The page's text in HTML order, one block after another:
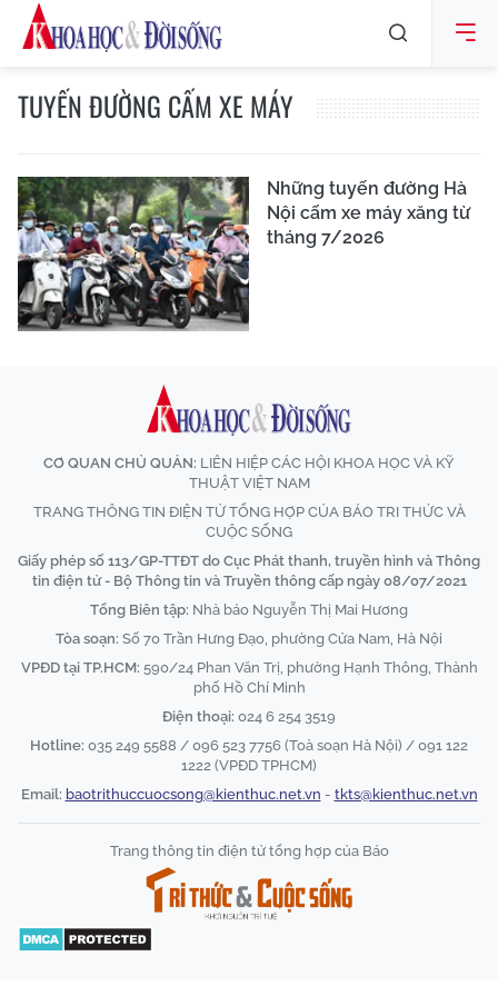
TUYẾN ĐƯỜNG CẤM XE MÁY
Những tuyến đường Hà
Nội cấm xe máy xăng từ
tháng 7/2026
CƠ QUAN CHỦ QUẢN: LIÊN HIỆP CÁC HỘI KHOA HỌC VÀ KỸ
THUẬT VIỆT NAM
TRANG THÔNG TIN ĐIỆN TỬ TỔNG HỢP CỦA BÁO TRI THỨC VÀ
CUỘC SỐNG
Giấy phép số 113/GP-TTĐT do Cục Phát thanh, truyền hình và Thông
tin điện tử - Bộ Thông tin và Truyền thông cấp ngày 08/07/2021
Tổng Biên tập: Nhà báo Nguyễn Thị Mai Hương
Tòa soạn: Số 70 Trần Hưng Đạo, phường Cửa Nam, Hà Nội
VPĐD tại TP.HCM: 590/24 Phan Văn Trị, phường Hạnh Thông, Thành
phố Hồ Chí Minh
Điện thoại: 024 6 254 3519
Hotline: 035 249 5588 / 096 523 7756 (Toà soạn Hà Nội) / 091 122
1222 (VPĐD TPHCM)
Email: baotrithuccuocsong@kienthuc.net.vn - tkts@kienthuc.net.vn
Trang thông tin điện tử tổng hợp của Báo